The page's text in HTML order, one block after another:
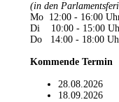
(in den
Mo 12:00 - 16:00
Di 10:00 - 15:00
Do 14:00 - 18:00
Kommende Termin
28.08.2026
18.09.2026